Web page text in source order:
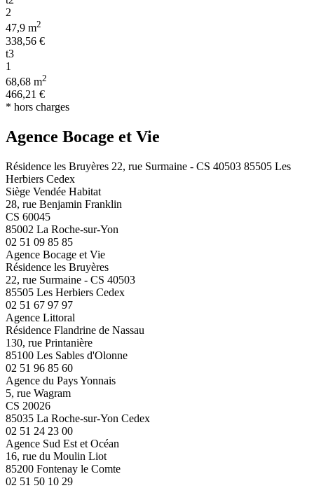
2
47,9 m2
338,56 €
t3
1
68,68 m2
466,21 €
* hors charges
Agence Bocage et Vie
Résidence les Bruyères 22, rue Surmaine - CS 40503 85505 Les
Herbiers Cedex
Siège Vendée Habitat
28, rue Benjamin Franklin
CS 60045
85002 La Roche-sur-Yon
02 51 09 85 85
Agence Bocage et Vie
Résidence les Bruyères
22, rue Surmaine - CS 40503
85505 Les Herbiers Cedex
02 51 67 97 97
Agence Littoral
Résidence Flandrine de Nassau
130, rue Printanière
85100 Les Sables d'Olonne
02 51 96 85 60
Agence du Pays Yonnais
5, rue Wagram
CS 20026
85035 La Roche-sur-Yon Cedex
02 51 24 23 00
Agence Sud Est et Océan
16, rue du Moulin Liot
85200 Fontenay le Comte
02 51 50 10 29